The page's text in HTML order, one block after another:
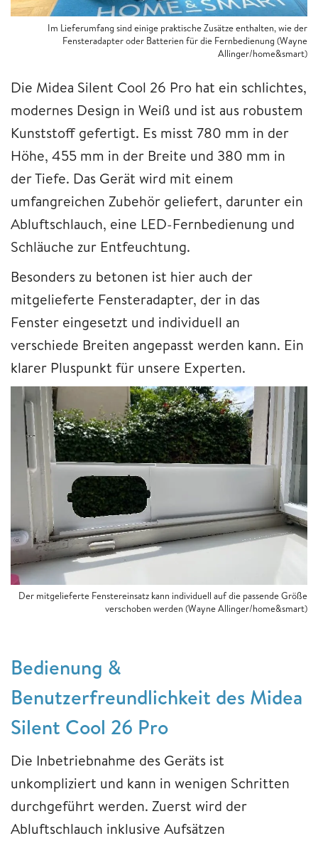
Im Lieferumfang sind einige praktische Zusätze enthalten, wie der
Fensteradapter oder Batterien für die Fernbedienung (Wayne
Allinger/home&smart)
Die Midea Silent Cool 26 Pro hat ein schlichtes,
modernes Design in Weiß und ist aus robustem
Kunststoff gefertigt. Es misst 780 mm in der
Höhe, 455 mm in der Breite und 380 mm in
der Tiefe. Das Gerät wird mit einem
umfangreichen Zubehör geliefert, darunter ein
Abluftschlauch, eine LED-Fernbedienung und
Schläuche zur Entfeuchtung.
Besonders zu betonen ist hier auch der
mitgelieferte Fensteradapter, der in das
Fenster eingesetzt und individuell an
verschiede Breiten angepasst werden kann. Ein
klarer Pluspunkt für unsere Experten.
Der mitgelieferte Fenstereinsatz kann individuell auf die passende Größe
verschoben werden (Wayne Allinger/home&smart)
Bedienung &
Benutzerfreundlichkeit des Midea
Silent Cool 26 Pro
Die Inbetriebnahme des Geräts ist
unkompliziert und kann in wenigen Schritten
durchgeführt werden. Zuerst wird der
Abluftschlauch inklusive Aufsätzen